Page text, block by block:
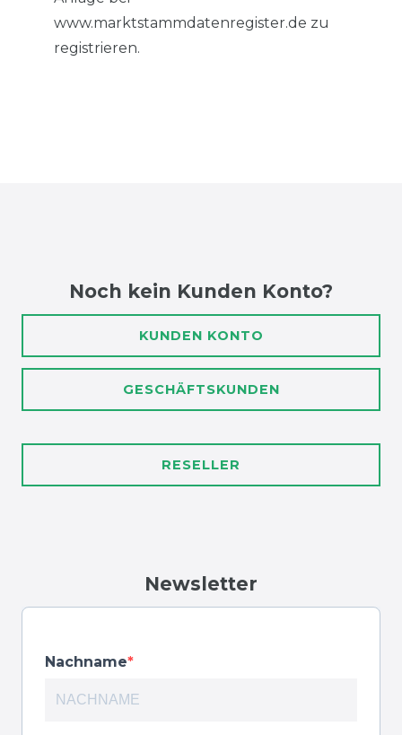
www.marktstammdatenregister.de zu
registrieren.
Noch kein Kunden Konto?
KUNDEN KONTO
GESCHÄFTSKUNDEN
RESELLER
Newsletter
Nachname